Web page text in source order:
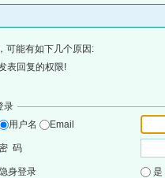
可能有如下几个原因:
表回复的权限!
录
用户名
Email
码
隐身登录